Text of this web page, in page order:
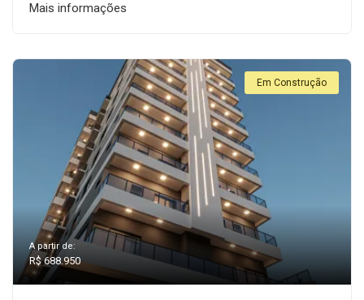
Mais informações
Em Construção
A partir de:
R$ 688.950